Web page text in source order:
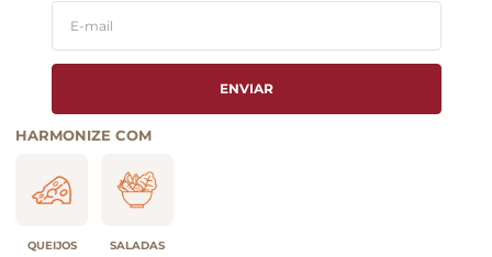
ENVIAR
HARMONIZE COM
QUEIJOS SALADAS